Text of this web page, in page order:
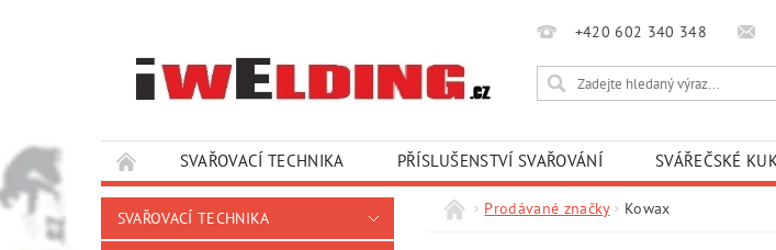
+420 602 340 348‎‎
SVAŘOVACÍ TECHNIKA PŘÍSLUŠENSTVÍ SVAŘOVÁNÍ SVÁŘEČSKÉ
SLUŽBY A SERVIS
KONTAKTY
SVAŘOVACÍ TECHNIKA Prodávané značky Kowax